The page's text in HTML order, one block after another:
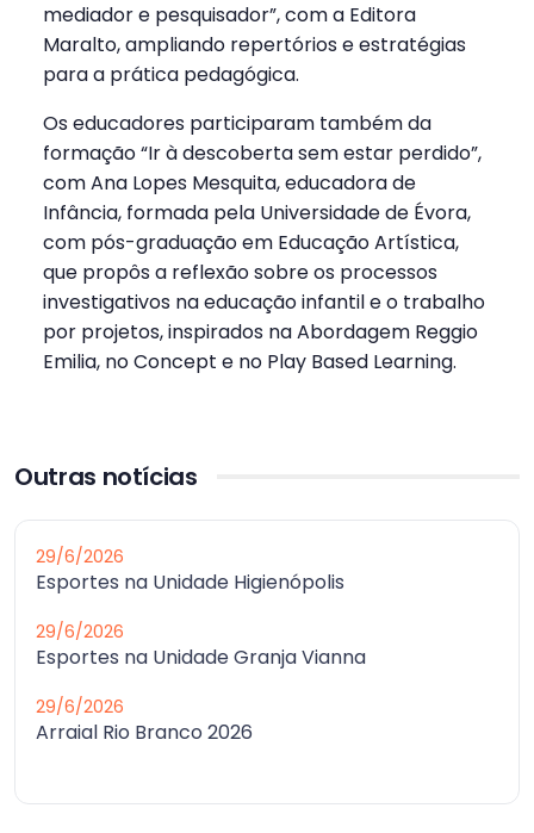
mediador e pesquisador”, com a Editora
Maralto, ampliando repertórios e estratégias
para a prática pedagógica.
Os educadores participaram também da
formação “Ir à descoberta sem estar perdido”,
com Ana Lopes Mesquita, educadora de
Infância, formada pela Universidade de Évora,
com pós-graduação em Educação Artística,
que propôs a reflexão sobre os processos
investigativos na educação infantil e o trabalho
por projetos, inspirados na Abordagem Reggio
Emilia, no Concept e no Play Based Learning.
Outras notícias
29/6/2026
Esportes na Unidade Higienópolis
29/6/2026
Esportes na Unidade Granja Vianna
29/6/2026
Arraial Rio Branco 2026